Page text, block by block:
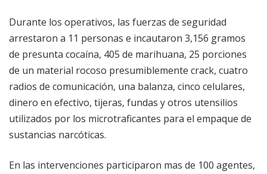
Durante los operativos, las fuerzas de seguridad
arrestaron a 11 personas e incautaron 3,156 gramos
de presunta cocaína, 405 de marihuana, 25 porciones
de un material rocoso presumiblemente crack, cuatro
radios de comunicación, una balanza, cinco celulares,
dinero en efectivo, tijeras, fundas y otros utensilios
utilizados por los microtraficantes para el empaque de
sustancias narcóticas.
En las intervenciones participaron mas de 100 agentes,